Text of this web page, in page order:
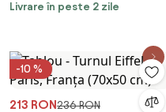
Livrare în peste 2 zile
-10 %
213 RON236 RON